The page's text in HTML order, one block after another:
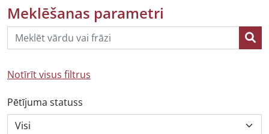
Meklēšanas parametri
Notīrīt visus filtrus
Pētījuma statuss